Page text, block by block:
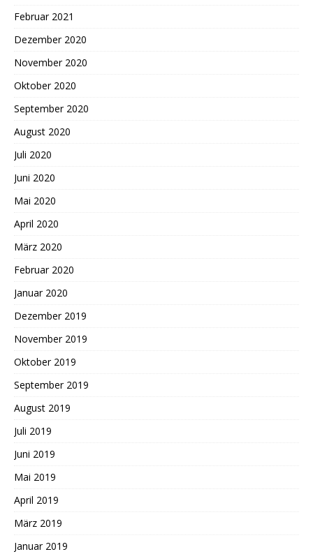
Februar 2021
Dezember 2020
November 2020
Oktober 2020
September 2020
August 2020
Juli 2020
Juni 2020
Mai 2020
April 2020
März 2020
Februar 2020
Januar 2020
Dezember 2019
November 2019
Oktober 2019
September 2019
August 2019
Juli 2019
Juni 2019
Mai 2019
April 2019
März 2019
Januar 2019